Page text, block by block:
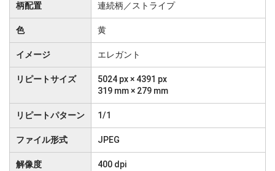
柄配置 連続柄／ストライプ
色 黄
イメージ エレガント
リピートサイズ
5024 px × 4391 px
319 mm × 279 mm
リピートパターン 1/1
ファイル形式 JPEG
解像度 400 dpi